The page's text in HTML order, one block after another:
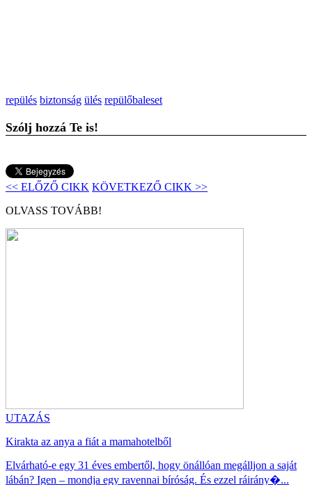
repülés biztonság ülés repülőbaleset
Szólj hozzá Te is!
<< ELŐZŐ CIKK KÖVETKEZŐ CIKK >>
OLVASS TOVÁBB!
UTAZÁS
Kirakta az anya a fiát a mamahotelből
Elvárható-e egy 31 éves embertől, hogy önállóan megálljon a saját
lábán? Igen – mondja egy ravennai bíróság. És ezzel ráirány�...